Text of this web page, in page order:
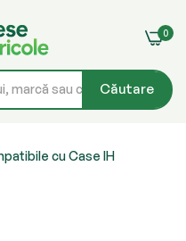
Căutare
0
cu Case IH